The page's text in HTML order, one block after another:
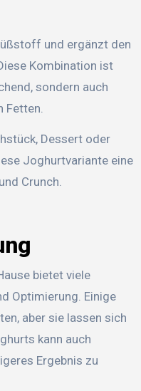
und ergänzt den
Kombination ist
sondern auch
Fetten.
Dessert oder
Joghurtvariante eine
Crunch.
bietet viele
Optimierung. Einige
aber sie lassen sich
kann auch
Ergebnis zu